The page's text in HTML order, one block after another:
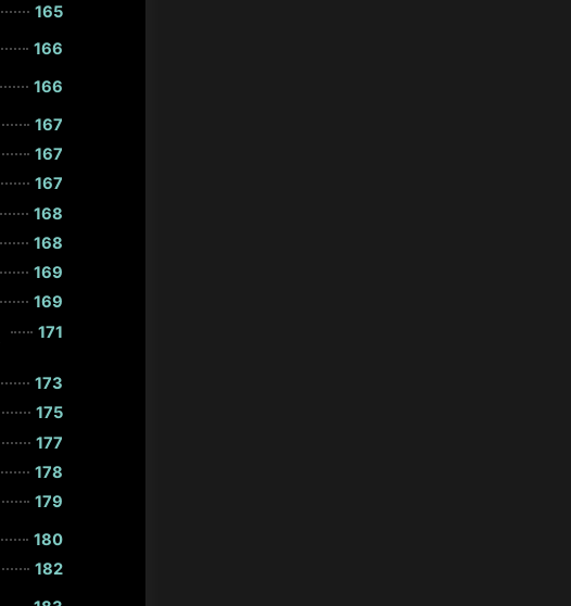
165
166
166
167
167
167
168
168
169
169
171
173
175
177
178
179
180
182